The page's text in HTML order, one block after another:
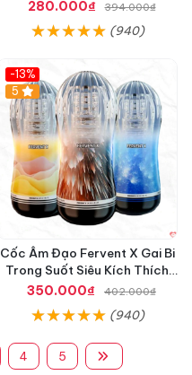
280.000₫
394.000₫
(940)
-13%
Hot
5
Cốc Âm Đạo Fervent X Gai Bi
Trong Suốt Siêu Kích Thích
Nam Giới
350.000₫ 402.000₫
(940)
4 5